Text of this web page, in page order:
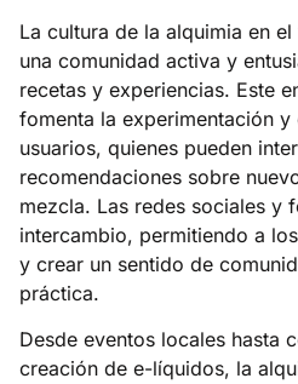
La cultura de la alquimia en
una comunidad activa y
recetas y experiencias. Este
fomenta la experimentación
usuarios, quienes pueden
recomendaciones sobre
mezcla. Las redes sociales y
intercambio, permitiendo a
y crear un sentido de
práctica.
Desde eventos locales hasta
creación de e-líquidos, la